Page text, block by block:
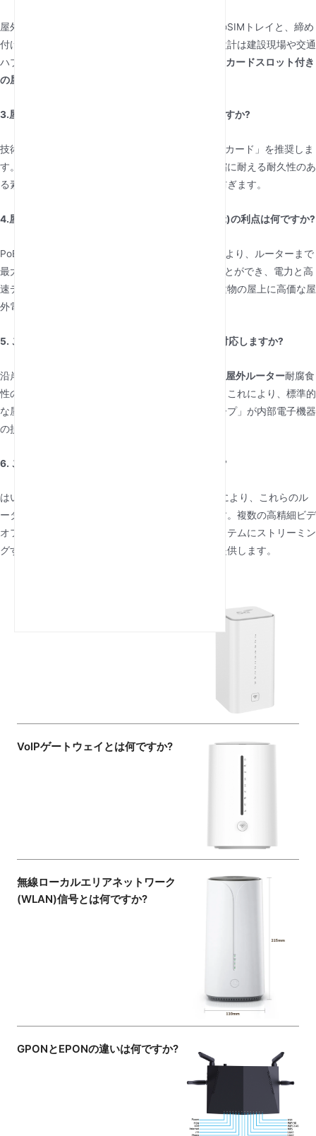
屋外用ルーターは「クリック・トゥ・ロック」式のSIMトレイと、締め
付けされた圧力プレートを使用しています。この設計は建設現場や交通
ハブのような高振動環境向けに特化しており、
SIMカードスロット付き
の屋外ルーター
3.屋外のルーターに普通の電話SIMカードを使えますか?
技術的には可能ですが、屋外用途には「産業用SIMカード」を推奨しま
す。これらは極端な温度サイクルによる膨張・収縮に耐える耐久性のあ
る素材で作られており、冬や夏の読み書きミスを防ぎます。
4.屋外ルーターにおけるPoE(Power over Ethernet)の利点は何ですか?
PoEは屋外設置において画期的な存在です。これにより、ルーターまで
最大100メートルのイーサネットケーブルを引くことができ、電力と高
速データの両方を運べます。これにより、電柱や建物の屋上に高価な屋
外電源コンセントを設置する必要がなくなります。
5. この装置は港湾のような腐食環境にどのように対応しますか?
沿岸部や工業地域では、 SIMカードスロット付きの屋外ルーター耐腐食
性の材料と密閉されたポートで製造されています。これにより、標準的
な屋外機器でよくある故障原因である「塩のクリープ」が内部電子機器
の損傷を防ぎます。
6. このルーターは4Kの防犯カメラに対応しますか?
はい。5GとCat 6/12 LTEの高速アップロード速度により、これらのル
ーターはリモート監視に最も適している選択肢です。複数の高精細ビデ
オフィードを中央のNVRやクラウドストレージシステムにストリーミン
グするための一貫した「アップリンク」帯域幅を提供します。
VoIPゲートウェイとは何ですか?
無線ローカルエリアネットワーク
(WLAN)信号とは何ですか?
GPONとEPONの違いは何ですか?